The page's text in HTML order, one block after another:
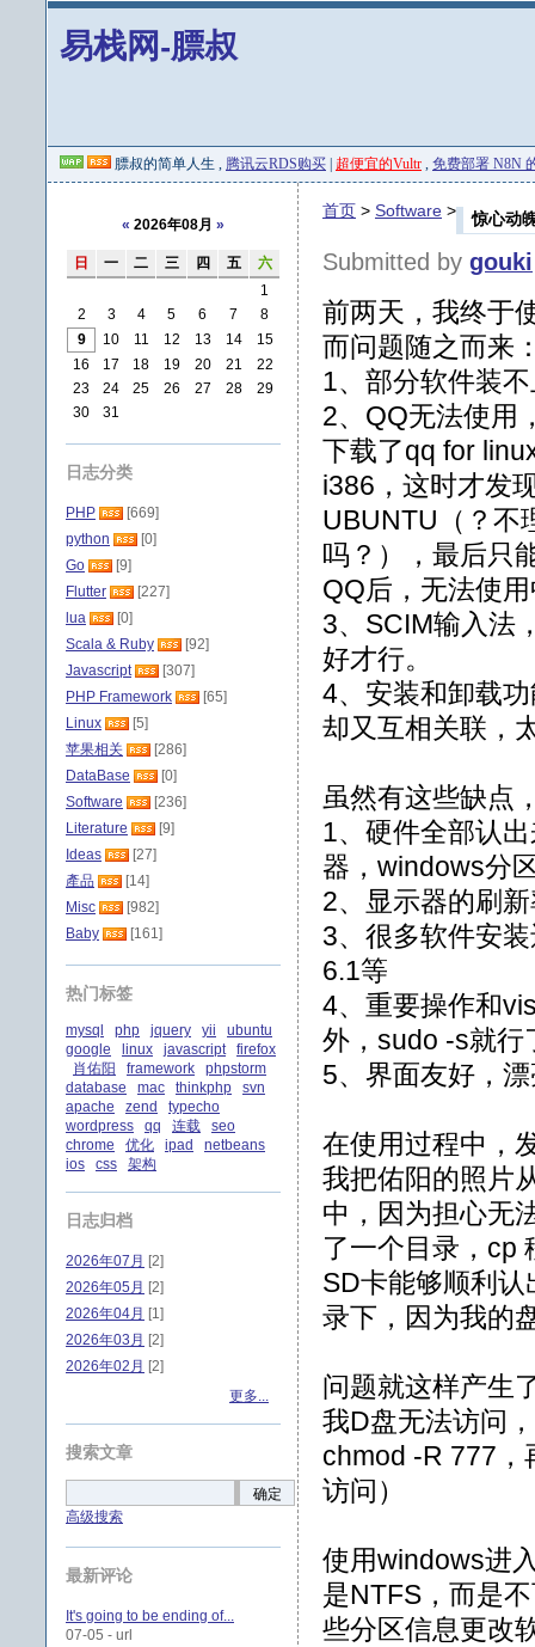
易栈网-膘叔
膘叔的简单人生 , 腾讯云RDS购买 超便宜的Vultr , 免费部署 N8N
惊心动
首页 > Software >
Submitted by gouki
前两天，我终于
而问题随之而来
1、部分软件装
2、QQ无法使用
下载了qq for
i386，这时才发
UBUNTU（？不
吗？），最后只
QQ后，无法使
3、SCIM输入法
好才行。
4、安装和卸载
却又互相关联，
虽然有这些缺点
1、硬件全部认
器，windows分
2、显示器的刷
3、很多软件安
6.1等
4、重要操作和
外，sudo -s就行
5、界面友好，
在使用过程中，
我把佑阳的照片
中，因为担心无
了一个目录，cp
SD卡能够顺利
录下，因为我的
问题就这样产生
我D盘无法访问
chmod -R 777，
访问）
使用windows进
是NTFS，而是
些分区信息更改
« 2026年08月 »
日 一 二 三 四 五
六
1
2
3 4 5 6 7
8
9
10 11 12 13 14
15
16
17 18 19 20 21
22
23
24 25 26 27 28
29
30
31
日志分类
PHP
[669]
python
[0]
Go
[9]
Flutter
[227]
lua
[0]
Scala & Ruby
[92]
Javascript
[307]
PHP Framework
[65]
Linux
[5]
苹果相关
[286]
DataBase
[0]
Software
[236]
Literature
[9]
Ideas
[27]
產品
[14]
Misc
[982]
Baby
[161]
热门标签
mysql php jquery yii
ubuntu
google
linux javascript
firefox
肖佑阳
framework
phpstorm
database
mac thinkphp
svn
apache
zend
typecho
wordpress
qq 连载
seo
chrome
优化 ipad
netbeans
ios
css 架构
日志归档
2026年07月 [2]
2026年05月 [2]
2026年04月 [1]
2026年03月 [2]
2026年02月 [2]
更多...
搜索文章
确定
高级搜索
最新评论
It's going to be ending of...
07-05 - url